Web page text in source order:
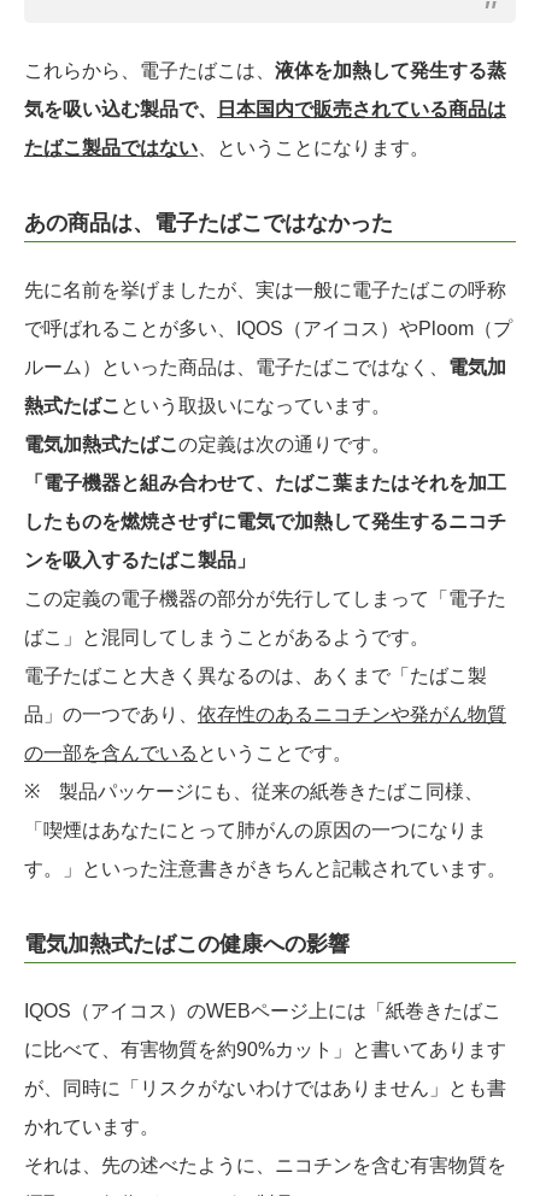
これらから、電子たばこは、 液体を加熱して発生する蒸
気を吸い込む製品で、
日本国内で販売されている商品は
たばこ製品ではない、ということになります。
あの商品は、電子たばこではなかった
先に名前を挙げましたが、実は一般に電子たばこの呼称
で呼ばれることが多い、IQOS（アイコス）やPloom（プ
ルーム）といった商品は、電子たばこではなく、 電気加
熱式たばこ という取扱いになっています。
電気加熱式たばこの定義は次の通りです。
「電子機器と組み合わせて、たばこ葉またはそれを加工
したものを燃焼させずに電気で加熱して発生するニコチ
ンを吸入するたばこ製品」
この定義の電子機器の部分が先行してしまって「電子た
ばこ」と混同してしまうことがあるようです。
電子たばこと大きく異なるのは、あくまで「たばこ製
品」の一つであり、 依存性のあるニコチンや発がん物質
の一部を含んでいる ということです。
※ 製品パッケージにも、従来の紙巻きたばこ同様、
「喫煙はあなたにとって肺がんの原因の一つになりま
す。」といった注意書きがきちんと記載されています。
電気加熱式たばこの健康への影響
IQOS（アイコス）のWEBページ上には「紙巻きたばこ
に比べて、有害物質を約90%カット」と書いてあります
が、同時に「リスクがないわけではありません」とも書
かれています。
それは、先の述べたように、ニコチンを含む有害物質を